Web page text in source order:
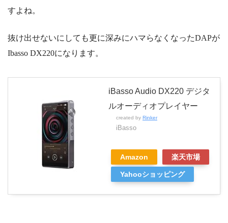
すよね。
抜け出せないにしても更に深みにハマらなくなったDAPが
Ibasso DX220になります。
iBasso Audio DX220 デジタ
ルオーディオプレイヤー
created by Rinker
iBasso
Amazon 楽天市場
Yahooショッピング